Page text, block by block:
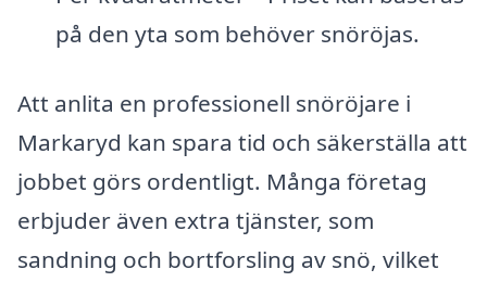
på den yta som behöver snöröjas.
Att anlita en professionell snöröjare i
Markaryd kan spara tid och säkerställa att
jobbet görs ordentligt. Många företag
erbjuder även extra tjänster, som
sandning och bortforsling av snö, vilket